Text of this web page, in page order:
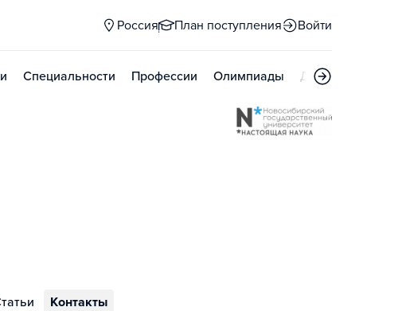
Россия План поступления Войти
Специальности Профессии Олимпиады Дни открытых
Контакты